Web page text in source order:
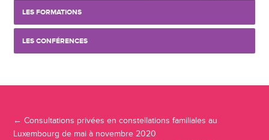
LES FORMATIONS
LES CONFÉRENCES
← Consultations privées en constellations familiales au
Luxembourg de mai à novembre 2020